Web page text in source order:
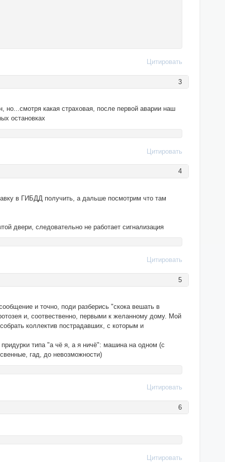
Цитировать
3
какая страховая, после первой аварии наш
остановках
Цитировать
4
в ГИБДД получить, а дальше посмотрим что там
двери, следовательно не работает сигнализация
Цитировать
5
и точно, поди разберись "скока вешать в
и, соотвественно, первыми к желанному дому. Мой
коллектив пострадавших, с которым и
типа "а чё я, а я ничё": машина на одном (с
гад, до невозможности)
Цитировать
6
Цитировать